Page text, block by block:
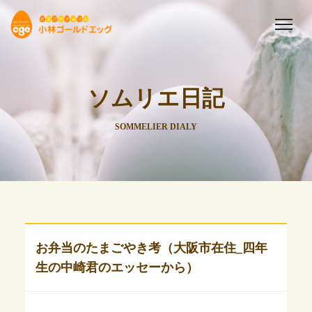
ソムリエ日記
SOMMELIER DIALY
お弁当のたまごやき考（大阪市在住_四年
生の中崎君のエッセーから）